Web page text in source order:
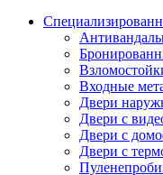
Входные
Двери
Двери с
Двери с
Двери с